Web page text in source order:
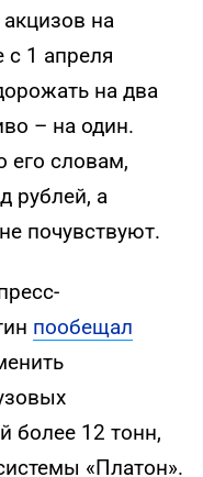
на
с 1 апреля
на два
– на один.
его словам,
рублей, а
почувствуют.
пообещал
более 12 тонн,
«Платон».